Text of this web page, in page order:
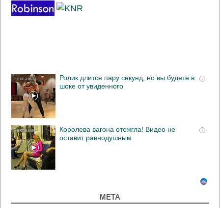
i
Ролик длится пару секунд, но вы будете в
шоке от увиденного
i
Королева вагона отожгла! Видео не
оставит равнодушным
МЕТА